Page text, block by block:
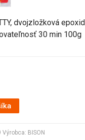
Výrobca: BISON
dvojzložková
30 min 100g